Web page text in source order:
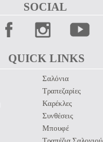
QUICK LINKS
SOCIAL
Σαλόνια
Τραπεζαρίες
Καρέκλες
Συνθέσεις
Μπουφέ